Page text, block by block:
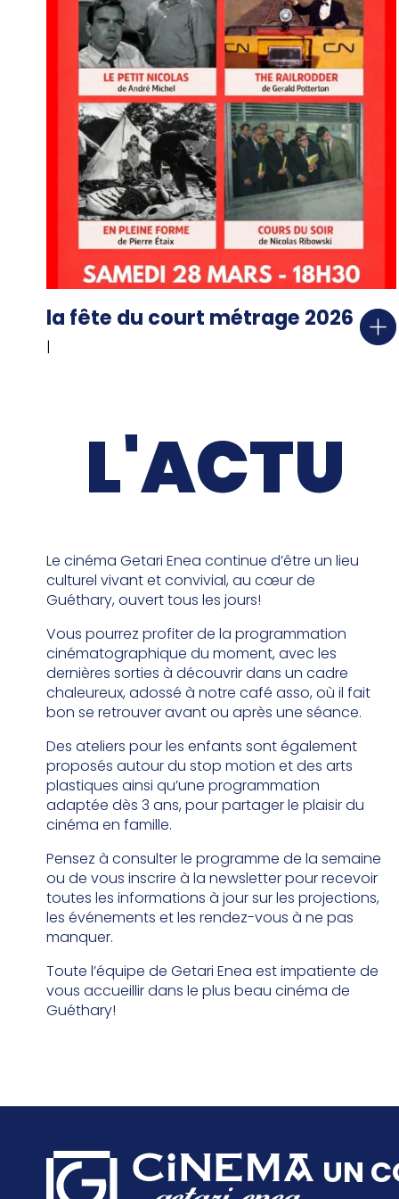
la fête du court métrage 2026
|
L'ACTU
Le cinéma Getari Enea continue d’être un lieu
culturel vivant et convivial, au cœur de
Guéthary, ouvert tous les jours!
Vous pourrez profiter de la programmation
cinématographique du moment, avec les
dernières sorties à découvrir dans un cadre
chaleureux, adossé à notre café asso, où il fait
bon se retrouver avant ou après une séance.
Des ateliers pour les enfants sont également
proposés autour du stop motion et des arts
plastiques ainsi qu’une programmation
adaptée dès 3 ans, pour partager le plaisir du
cinéma en famille.
Pensez à consulter le programme de la semaine
ou de vous inscrire à la newsletter pour recevoir
toutes les informations à jour sur les projections,
les événements et les rendez-vous à ne pas
manquer.
Toute l’équipe de Getari Enea est impatiente de
vous accueillir dans le plus beau cinéma de
Guéthary!
UN